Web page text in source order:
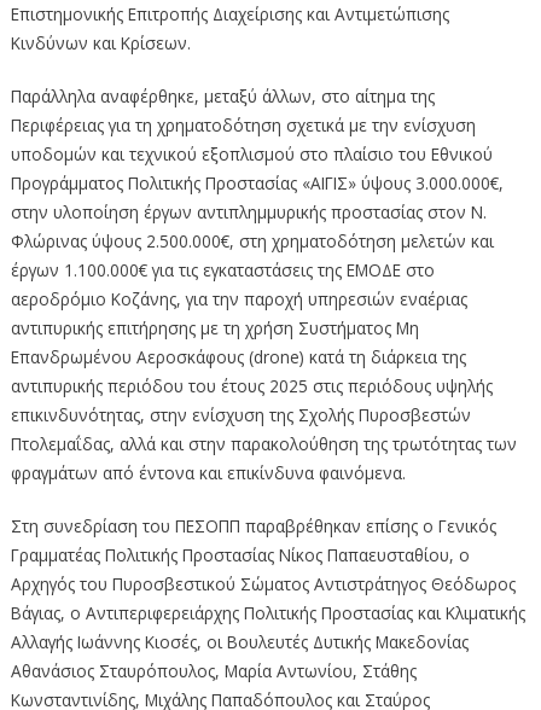
Επιστημονικής Επιτροπής Διαχείρισης και Αντιμετώπισης
Κινδύνων και Κρίσεων.
Παράλληλα αναφέρθηκε, μεταξύ άλλων, στο αίτημα της
Περιφέρειας για τη χρηματοδότηση σχετικά με την ενίσχυση
υποδομών και τεχνικού εξοπλισμού στο πλαίσιο του Εθνικού
Προγράμματος Πολιτικής Προστασίας «ΑΙΓΙΣ» ύψους 3.000.000€,
στην υλοποίηση έργων αντιπλημμυρικής προστασίας στον Ν.
Φλώρινας ύψους 2.500.000€, στη χρηματοδότηση μελετών και
έργων 1.100.000€ για τις εγκαταστάσεις της ΕΜΟΔΕ στο
αεροδρόμιο Κοζάνης, για την παροχή υπηρεσιών εναέριας
αντιπυρικής επιτήρησης με τη χρήση Συστήματος Μη
Επανδρωμένου Αεροσκάφους (drone) κατά τη διάρκεια της
αντιπυρικής περιόδου του έτους 2025 στις περιόδους υψηλής
επικινδυνότητας, στην ενίσχυση της Σχολής Πυροσβεστών
Πτολεμαΐδας, αλλά και στην παρακολούθηση της τρωτότητας των
φραγμάτων από έντονα και επικίνδυνα φαινόμενα.
Στη συνεδρίαση του ΠΕΣΟΠΠ παραβρέθηκαν επίσης ο Γενικός
Γραμματέας Πολιτικής Προστασίας Νίκος Παπαευσταθίου, ο
Αρχηγός του Πυροσβεστικού Σώματος Αντιστράτηγος Θεόδωρος
Βάγιας, ο Αντιπεριφερειάρχης Πολιτικής Προστασίας και Κλιματικής
Αλλαγής Ιωάννης Κιοσές, οι Βουλευτές Δυτικής Μακεδονίας
Αθανάσιος Σταυρόπουλος, Μαρία Αντωνίου, Στάθης
Κωνσταντινίδης, Μιχάλης Παπαδόπουλος και Σταύρος